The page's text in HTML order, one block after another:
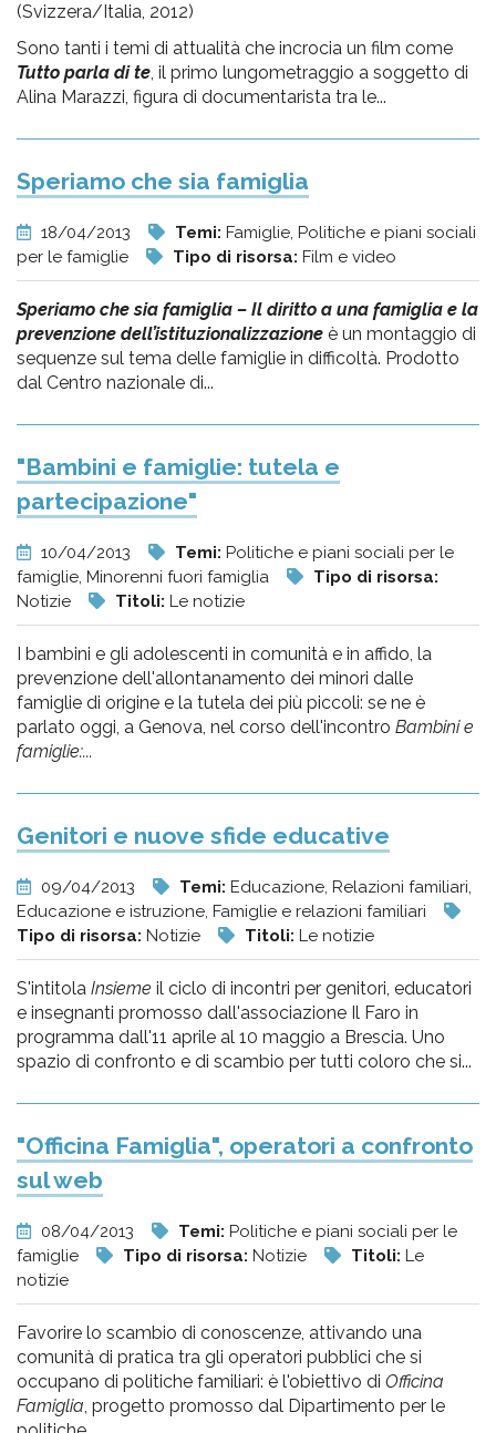
(Svizzera/Italia, 2012)
Sono tanti i temi di attualità che incrocia un film come
Tutto parla di te, il primo lungometraggio a soggetto di
Alina Marazzi, figura di documentarista tra le...
Speriamo che sia famiglia
18/04/2013 Temi: Famiglie, Politiche e piani sociali
per le famiglie
Tipo di risorsa: Film e video
Speriamo che sia famiglia – Il diritto a una famiglia e la
prevenzione dell’istituzionalizzazione è un montaggio di
sequenze sul tema delle famiglie in difficoltà. Prodotto
dal Centro nazionale di...
"Bambini e famiglie: tutela e
partecipazione"
10/04/2013 Temi: Politiche e piani sociali per le
famiglie, Minorenni fuori famiglia
Tipo di risorsa:
Notizie
Titoli: Le notizie
I bambini e gli adolescenti in comunità e in affido, la
prevenzione dell'allontanamento dei minori dalle
famiglie di origine e la tutela dei più piccoli: se ne è
parlato oggi, a Genova, nel corso dell'incontro Bambini e
famiglie:...
Genitori e nuove sfide educative
09/04/2013 Temi: Educazione, Relazioni familiari,
Educazione e istruzione, Famiglie e relazioni familiari
Tipo di risorsa: Notizie Titoli: Le notizie
S'intitola Insieme il ciclo di incontri per genitori, educatori
e insegnanti promosso dall'associazione Il Faro in
programma dall'11 aprile al 10 maggio a Brescia. Uno
spazio di confronto e di scambio per tutti coloro che si...
"Officina Famiglia", operatori a confronto
sul web
08/04/2013 Temi: Politiche e piani sociali per le
famiglie
Tipo di risorsa: Notizie Titoli: Le
notizie
Favorire lo scambio di conoscenze, attivando una
comunità di pratica tra gli operatori pubblici che si
occupano di politiche familiari: è l'obiettivo di Officina
Famiglia, progetto promosso dal Dipartimento per le